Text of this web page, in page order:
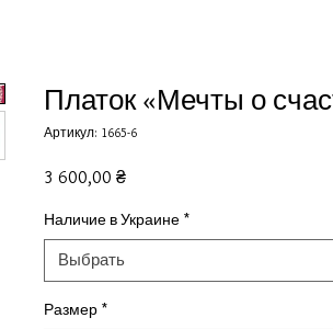
Платок «Мечты о
Артикул: 1665-6
3 600,00 ₴Цена
Наличие в Украине *
Выбрать
Размер *